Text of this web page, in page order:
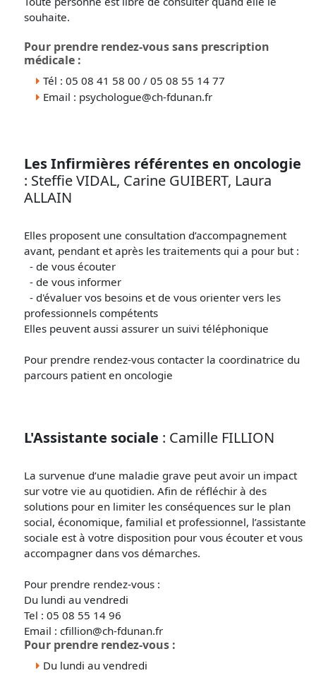
souhaite.
Pour prendre rendez-vous sans prescription
médicale :
Tél : 05 08 41 58 00 / 05 08 55 14 77
Email : psychologue@ch-fdunan.fr
Les Infirmières référentes en oncologie
: Steffie VIDAL, Carine GUIBERT, Laura
ALLAIN
Elles proposent une consultation d’accompagnement
avant, pendant et après les traitements qui a pour but :
- de vous écouter
- de vous informer
- d'évaluer vos besoins et de vous orienter vers les
professionnels compétents
Elles peuvent aussi assurer un suivi téléphonique
Pour prendre rendez-vous contacter la coordinatrice du
parcours patient en oncologie
L'Assistante sociale : Camille FILLION
La survenue d’une maladie grave peut avoir un impact
sur votre vie au quotidien. Afin de réfléchir à des
solutions pour en limiter les conséquences sur le plan
social, économique, familial et professionnel, l’assistante
sociale est à votre disposition pour vous écouter et vous
accompagner dans vos démarches.
Pour prendre rendez-vous :
Du lundi au vendredi
Tel : 05 08 55 14 96
Email : cfillion@ch-fdunan.fr
Pour prendre rendez-vous :
Du lundi au vendredi